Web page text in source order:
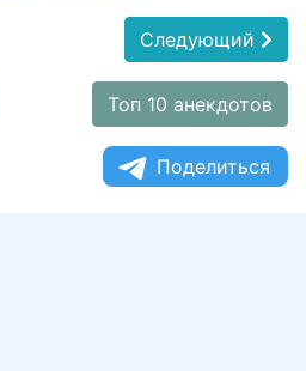
Следующий
Топ 10 анекдотов
Поделиться